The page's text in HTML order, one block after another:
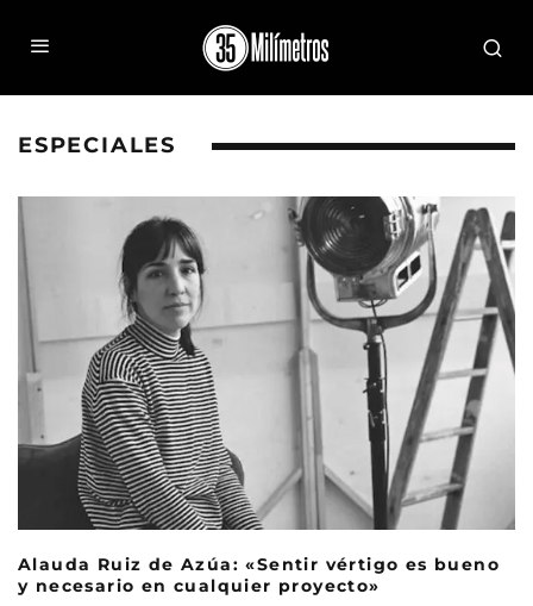
ESPECIALES
Alauda Ruiz de Azúa: «Sentir vértigo es bueno
y necesario en cualquier proyecto»